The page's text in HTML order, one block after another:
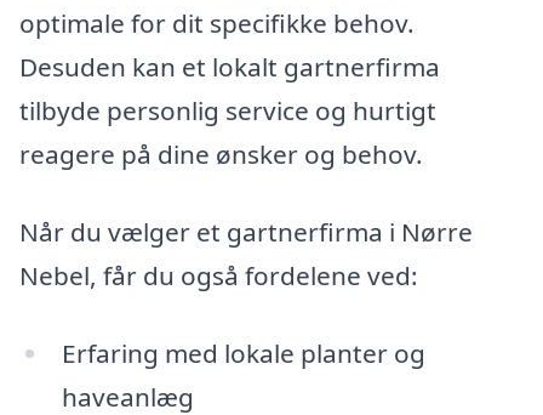
optimale for dit specifikke behov.
Desuden kan et lokalt gartnerfirma
tilbyde personlig service og hurtigt
reagere på dine ønsker og behov.
Når du vælger et gartnerfirma i Nørre
Nebel, får du også fordelene ved:
Erfaring med lokale planter og
haveanlæg